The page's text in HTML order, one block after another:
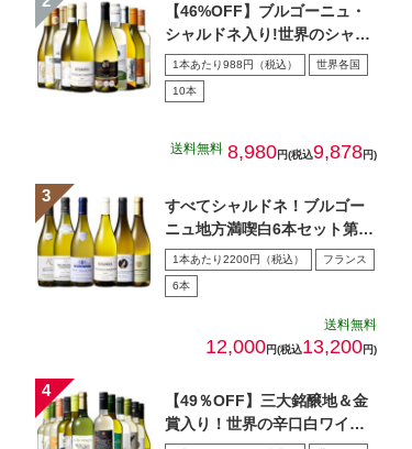
【46%OFF】ブルゴーニュ・
シャルドネ入り!世界のシャル
ドネ白10本セット 第…
1本あたり988円（税込） 世界各国
10本
送料無料 8,980円(税込9,878円)
すべてシャルドネ！ブルゴー
ニュ地方満喫白6本セット第5
弾1本あたり2200円（税込） フランス
6本
送料無料
12,000円(税込13,200円)
【49％OFF】三大銘醸地＆金
賞入り！世界の辛口白ワイン